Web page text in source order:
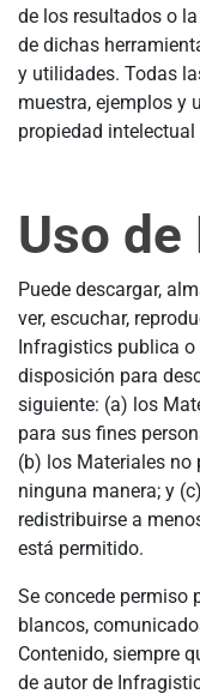
de los resultados o
de dichas
y utilidades. Todas
muestra, ejemplos y
propiedad
Uso
Puede descargar,
ver, escuchar,
Infragistics publica o
disposición para
siguiente: (a) los
para sus fines
(b) los Materiales no
ninguna manera; y
redistribuirse a
está permitido.
Se concede permiso
blancos,
Contenido, siempre
de autor de